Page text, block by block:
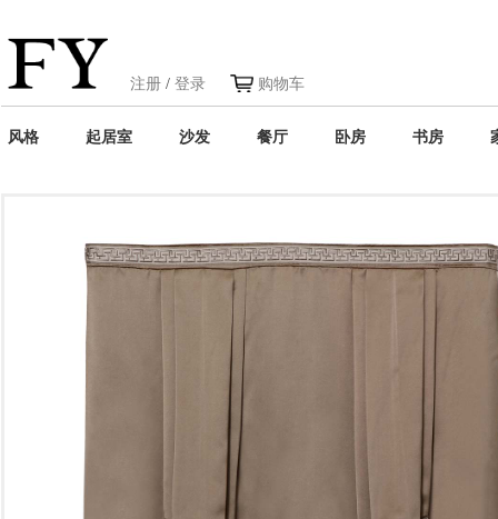
注册 / 登录 购物车
风格 起居室 沙发 餐厅 卧房 书房